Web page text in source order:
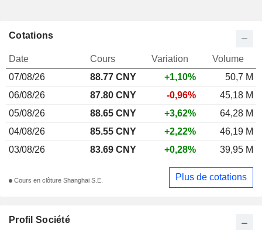
Profil Société
Cotations
Date Cours Variation
Volume
07/08/26
88.77 CNY +1,10%
50,7 M
06/08/26
87.80 CNY -0,96%
45,18 M
05/08/26
88.65 CNY +3,62%
64,28 M
04/08/26
85.55 CNY +2,22%
46,19 M
03/08/26
83.69 CNY +0,28% 39,95 M
Cours en clôture Shanghai S.E. Plus de cotations